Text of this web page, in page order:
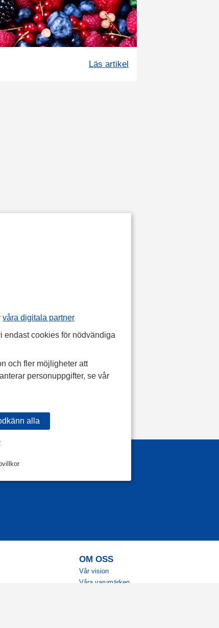
våra digitala partner
endast cookies för nödvändiga
och fler möjligheter att
personuppgifter, se vår
Läs artikel
OM OSS
Vår vision
Våra varumärken